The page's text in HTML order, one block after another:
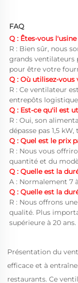
FAQ
Q : Êtes-vous l'usine
R : Bien sûr, nous
grands ventilateurs
pour être votre
Q : Où utilisez-vous
R : Ce ventilateur
entrepôts
Q : Est-ce qu'il est
R : Oui, son
dépasse pas 1,5
Q : Quel est le prix
R : Nous vous
quantité et du
Q : Quelle est la
A : Normalement 7
Q : Quelle est la
R : Nous offrons
qualité. Plus
supérieure à 20 ans.
Présentation du
efficace et à
restaurants. Ce